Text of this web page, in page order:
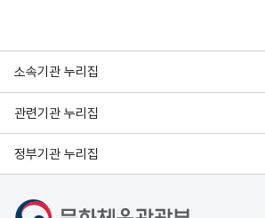
소속기관 누리집
관련기관 누리집
정부기관 누리집
문화체육관광부